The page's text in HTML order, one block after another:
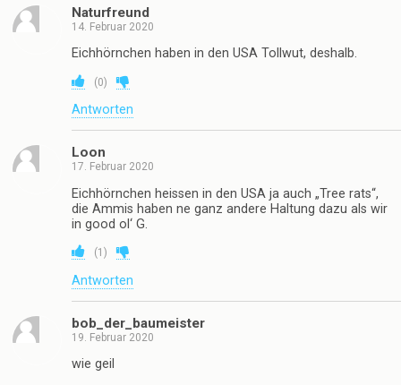
Naturfreund
14. Februar 2020
Eichhörnchen haben in den USA Tollwut, deshalb.
(0)
Antworten
Loon
17. Februar 2020
Eichhörnchen heissen in den USA ja auch „Tree rats“,
die Ammis haben ne ganz andere Haltung dazu als wir
in good ol‘ G.
(1 )
Antworten
bob_der_baumeister
19. Februar 2020
wie geil